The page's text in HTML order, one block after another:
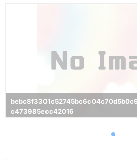
c473985ecc42016